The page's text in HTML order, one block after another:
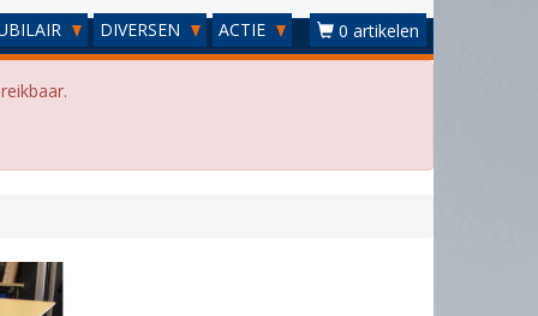
DIVERSEN ACTIE 0 artikelen